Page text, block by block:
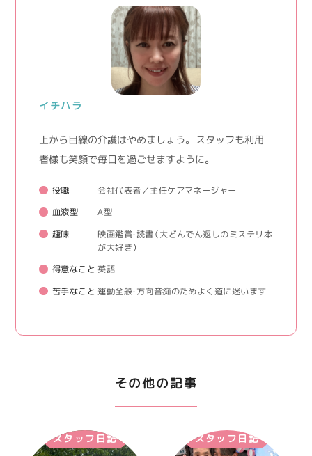
イチハラ
上から目線の介護はやめましょう。 スタッフも利用
者様も笑顔で毎日を過ごせますように。
役職 会社代表者／主任ケアマネージャー
血液型 A型
趣味
映画鑑賞・読書（大どんでん返しのミステリ本
が大好き）
得意なこと 英語
苦手なこと 運動全般・方向音痴のためよく道に迷います
その他の記事
スタッフ日記 スタッフ日記